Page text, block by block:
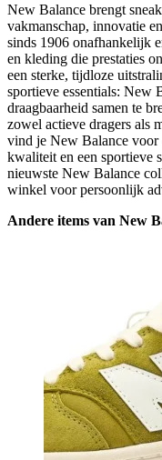
New Balance brengt
vakmanschap, innovatie
sinds 1906 onafhankelijk
en kleding die prestaties
een sterke, tijdloze
sportieve essentials: New
draagbaarheid samen te
zowel actieve dragers als
vind je New Balance voor
kwaliteit en een sportieve
nieuwste New Balance
winkel voor persoonlijk
Andere items van New